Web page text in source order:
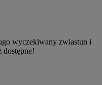
wyczekiwany zwiastun i
dostępne!